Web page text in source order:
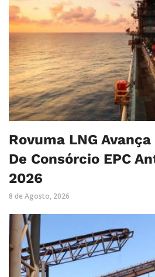
Rovuma LNG
De Consórcio EPC
2026
8 de Agosto, 2026